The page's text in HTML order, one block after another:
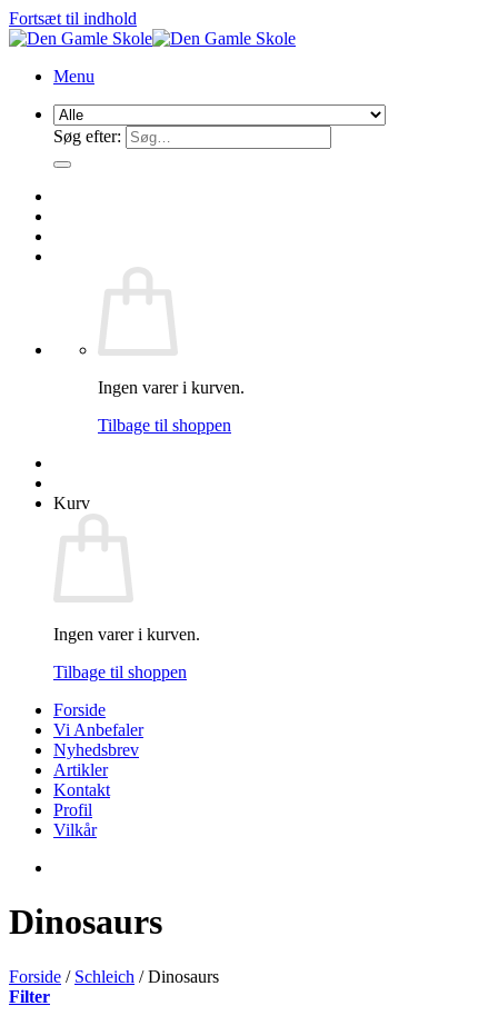
Fortsæt til indhold
Menu
Søg efter:
Ingen varer i kurven.
Tilbage til shoppen
Kurv
Ingen varer i kurven.
Tilbage til shoppen
Forside
Vi Anbefaler
Nyhedsbrev
Artikler
Kontakt
Profil
Vilkår
Dinosaurs
Forside / Schleich /Dinosaurs
Filter